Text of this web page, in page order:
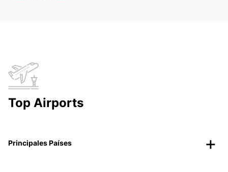
Top Airports
Principales Países